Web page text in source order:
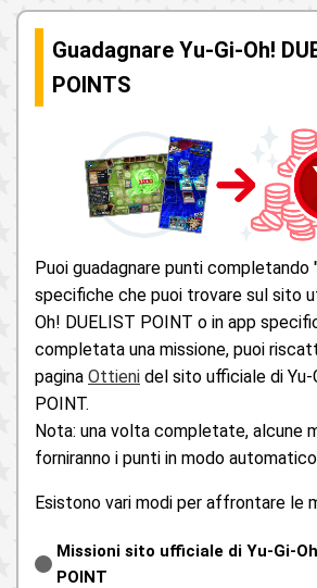
Guadagnare Yu-Gi-Oh!
POINTS
Puoi guadagnare punti completando
specifiche che puoi trovare sul sito
Oh! DUELIST POINT o in app
completata una missione, puoi
pagina Ottieni del sito ufficiale di Yu-
POINT.
Nota: una volta completate, alcune
forniranno i punti in modo
Esistono vari modi per affrontare le
Missioni sito ufficiale di Yu-Gi-
POINT